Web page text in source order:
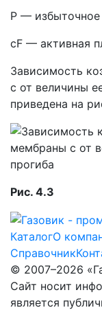
P —
cF — активная
Зависимость
c от величины
приведена на
Рис. 4.3
КаталогО
Справочник
© 2007–2026
Сайт носит
является